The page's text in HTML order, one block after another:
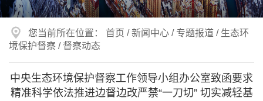
您当前所在位置： 首页 /新闻中心 / 专题报道 / 生态环
境保护督察 / 督察动态
中央生态环境保护督察工作领导小组办公室致函要求
精准科学依法推进边督边改严禁“一刀切” 切实减轻基